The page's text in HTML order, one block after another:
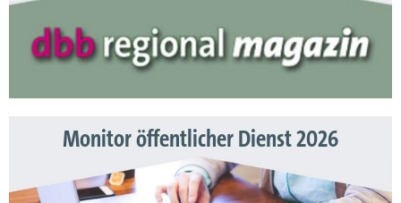
Monitor öffentlicher Dienst 2026